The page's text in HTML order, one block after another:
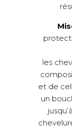
les
et de
un